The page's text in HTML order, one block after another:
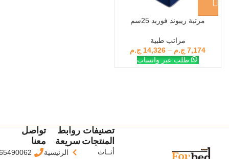
مرتبة ريبوند فوربد 25سم
مراتب طبية
7,174 ج.م –
14,326 ج.م
طلب عبر واتساب
تصنيفات
المنتجات
أثــاث
روابط
سريعة
الرئيسية
تواصل
معنا